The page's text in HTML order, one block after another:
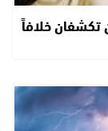
تكشفان خلافاً